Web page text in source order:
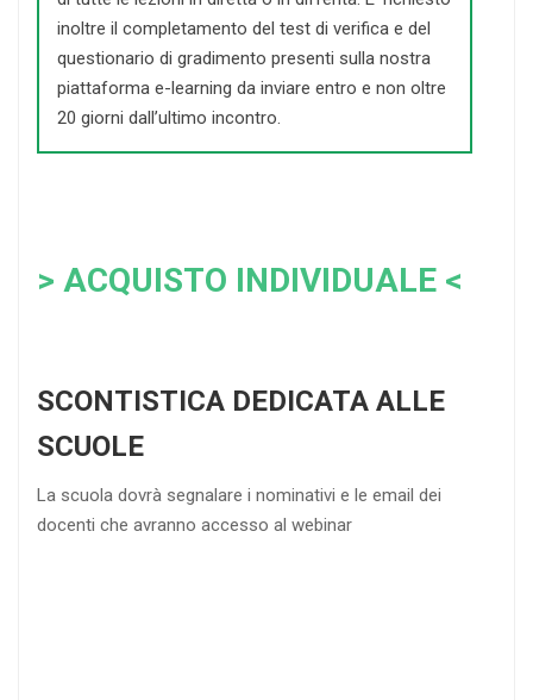
inoltre il completamento del test di verifica e del
questionario di gradimento presenti sulla nostra
piattaforma e-learning da inviare entro e non oltre
20 giorni dall’ultimo incontro.
> ACQUISTO INDIVIDUALE <
SCONTISTICA DEDICATA ALLE
SCUOLE
La scuola dovrà segnalare i nominativi e le email dei
docenti che avranno accesso al webinar